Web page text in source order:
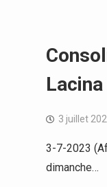
3 juillet
3-7-2023
dimanche…